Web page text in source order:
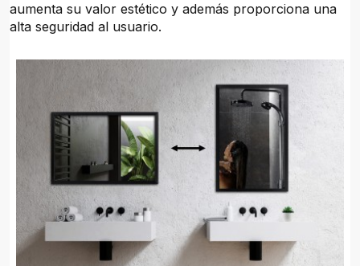
aumenta su valor estético y además proporciona una
alta seguridad al usuario.